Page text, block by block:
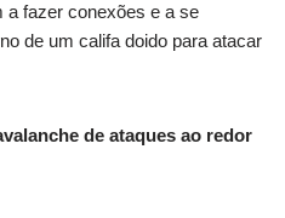
fazer conexões e a se
de um califa doido para atacar
de ataques ao redor